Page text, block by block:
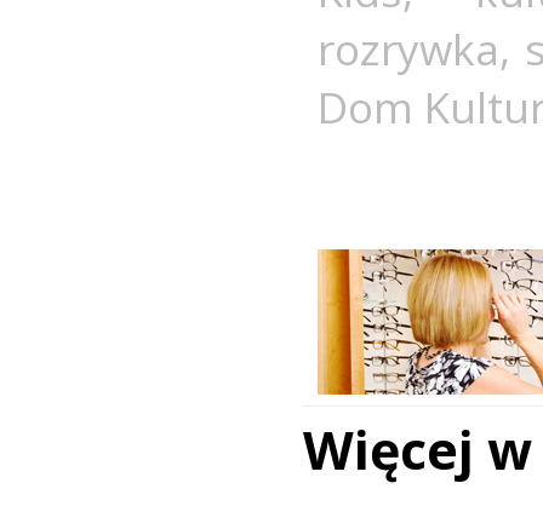
rozrywka,
Dom
Więcej